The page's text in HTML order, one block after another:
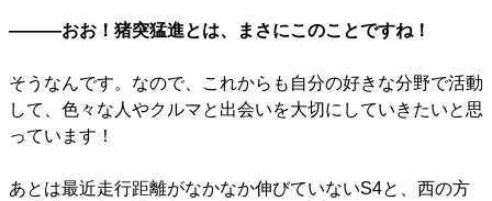
―――おお！猪突猛進とは、まさにこのことですね！
そうなんです。なので、これからも自分の好きな分野で活動
して、色々な人やクルマと出会いを大切にしていきたいと思
っています！
あとは最近走行距離がなかなか伸びていないS4と、西の方